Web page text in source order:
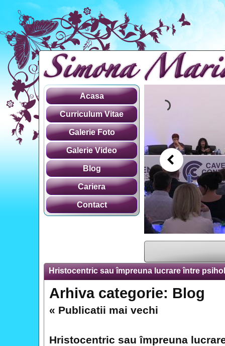
Acasa
Curriculum Vitae
Galerie Foto
Galerie Video
Blog
Cariera
Contact
Hristocentric sau împreuna lucrare între
Arhiva categorie: Blog
« Publicatii mai vechi
Hristocentric sau împreuna